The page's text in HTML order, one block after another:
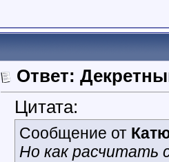
Ответ:
Цитата:
Сообщение от
Но как расчитать